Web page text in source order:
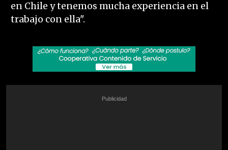
en Chile y tenemos mucha experiencia en el
trabajo con ella".